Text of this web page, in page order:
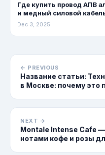
Где купить провод АПВ
и медный силовой
Dec 3, 2025
← PREVIOUS
Название статьи:
в Москве: почему это
NEXT →
Montale Intense Cafe
нотами кофе и розы